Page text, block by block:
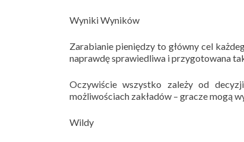
Wyniki Wyników
Zarabianie pieniędzy to główny cel
naprawdę sprawiedliwa i przygotowana
Oczywiście wszystko zależy od
możliwościach zakładów – gracze mogą
Wildy